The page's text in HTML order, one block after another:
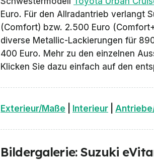
Euro. Für den Allradantrieb verlangt
(Comfort) bzw. 2.500 Euro
diverse Metallic-Lackierungen für
400 Euro. Mehr zu den einzelnen
Klicken Sie dazu einfach auf den
Exterieur/Maße Interieur
Bildergalerie: Suzuki